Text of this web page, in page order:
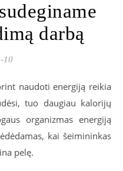
darbą
10
naudoti energiją reikia
tuo daugiau kalorijų
organizmas energiją
kai šeimininkas
pelę.